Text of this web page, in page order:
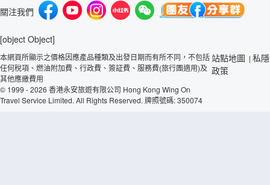
關注我們
[object Object]
本網頁所顯示之價格因應產品種類及出發日期而有所不同，不包括
任何稅項、燃油附加費、行政費、簽証費、服務費(旅行團適用)及
其他應繳費用
© 1999 - 2026 香港永安旅遊有限公司 Hong Kong Wing On
Travel Service Limited. All Rights Reserved. 牌照號碼: 350074
站點地圖 | 私隱
政策